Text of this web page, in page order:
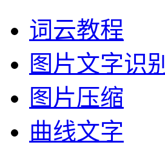
词云教程
图片文字识别
图片压缩
曲线文字